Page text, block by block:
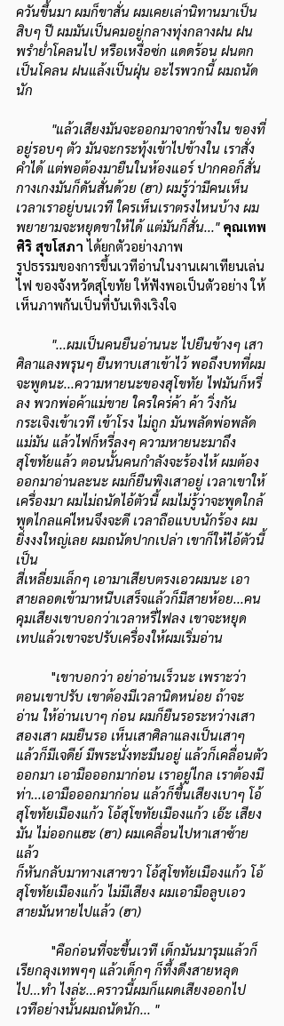
ควันขึ้นมา ผมก็ขาสั่น ผมเคยเล่านิทานมาเป็น
สิบๆ ปี ผมมันเป็นคมอยู่กลางทุ่งกลางฝน ฝน
พรำย่ำโคลนไป หรือเหงื่อซ่ก แดดร้อน ฝนตก
เป็นโคลน ฝนแล้งเป็นฝุ่น อะไรพวกนี้ ผมถนัด
นัก
"แล้วเสียงมันจะออกมาจากข้างใน ของที่
อยู่รอบๆ ตัว มันจะกระทุ้งเข้าไปข้างใน เราสั่ง
คำได้ แต่พอต้องมายืนในห้องแอร์ ปากคอก็สั่น
กางเกงมันก็ดันสั่นด้วย (ฮา) ผมรู้ว่ามีคนเห็น
เวลาเราอยู่บนเวที ใครเห็นเราตรงไหนบ้าง ผม
พยายามจะหยุดขาให้ได้ แต่มันก็สั่น..." คุณเทพ
ศิริ สุขโสภา ได้ยกตัวอย่างภาพ
รูปธรรมของการขึ้นเวทีอ่านในงานเผาเทียนเล่น
ไฟ ของจังหวัดสุโขทัย ให้ฟังพอเป็นตัวอย่าง ให้
เห็นภาพกันเป็นที่บันเทิงเริงใจ
"...ผมเป็นคนยืนอ่านนะ ไปยืนข้างๆ เสา
ศิลาแลงพรุนๆ ยืนทาบเสาเข้าไว้ พอถึงบทที่ผม
จะพูดนะ...ความหายนะของสุโขทัย ไฟมันก็หรี่
ลง พวกพ่อค้าแม่ขาย ใครใคร่ค้า ค้า วิ่งกัน
กระเจิงเข้าเวที เข้าโรง ไม่ถูก มันพลัดพ่อพลัด
แม่มัน แล้วไฟก็หรี่ลงๆ ความหายนะมาถึง
สุโขทัยแล้ว ตอนนั้นคนกำลังจะร้องไห้ ผมต้อง
ออกมาอ่านละนะ ผมก็ยืนพิงเสาอยู่ เวลาเขาให้
เครื่องมา ผมไม่ถนัดไอ้ตัวนี้ ผมไม่รู้ว่าจะพูดใกล้
พูดไกลแค่ไหนจึงจะดี เวลาถือแบบนักร้อง ผม
ยิ่งงงใหญ่เลย ผมถนัดปากเปล่า เขาก็ให้ไอ้ตัวนี้
เป็น
สี่เหลี่ยมเล็กๆ เอามาเสียบตรงเอวผมนะ เอา
สายลอดเข้ามาหนีบเสร็จแล้วก็มีสายห้อย...คน
คุมเสียงเขาบอกว่าเวลาหรี่ไฟลง เขาจะหยุด
เทปแล้วเขาจะปรับเครื่องให้ผมเริ่มอ่าน
	"
เขาบอกว่า อย่าอ่านเร็วนะ เพราะว่า
ตอนเขาปรับ เขาต้องมีเวลานิดหน่อย ถ้าจะ
อ่าน ให้อ่านเบาๆ ก่อน ผมก็ยืนรอระหว่างเสา
สองเสา ผมยืนรอ เห็นเสาศิลาแลงเป็นเสาๆ
แล้วก็มีเจดีย์ มีพระนั่งทะมึนอยู่ แล้วก็เคลื่อนตัว
ออกมา เอามือออกมาก่อน เราอยู่ไกล เราต้องมี
ท่า...เอามือออกมาก่อน แล้วก็ขึ้นเสียงเบาๆ โอ้
สุโขทัยเมืองแก้ว โอ้สุโขทัยเมืองแก้ว เอ๊ะ เสียง
มัน ไม่ออกแฮะ (ฮา) ผมเคลื่อนไปหาเสาซ้าย
แล้ว
ก็หันกลับมาทางเสาขวา โอ้สุโขทัยเมืองแก้ว โอ้
สุโขทัยเมืองแก้ว ไม่มีเสียง ผมเอามือลูบเอว
สายมันหายไปแล้ว (ฮา)
	"
คือก่อนที่จะขึ้นเวที เด็กมันมารุมแล้วก็
เรียกลุงเทพๆๆ แล้วเด็กๆ ก็ทึ้งดึงสายหลุด
ไป...ทำ ไงล่ะ...คราวนี้ผมก็แผดเสียงออกไป
เวทีอย่างนั้นผมถนัดนัก... "